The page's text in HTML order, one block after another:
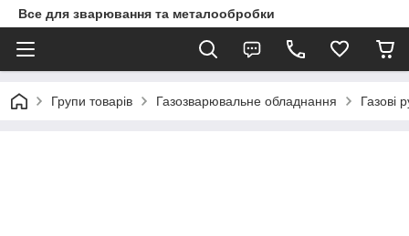
Все для зварювання та металообробки
Групи товарів Газозварювальне обладнання Газові